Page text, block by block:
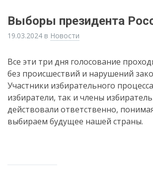
Выборы президента
19.03.2024 в Новости
Все эти три дня голосование
без происшествий и нарушений
Участники избирательного
избиратели, так и члены
действовали ответственно,
выбираем будущее нашей страны.